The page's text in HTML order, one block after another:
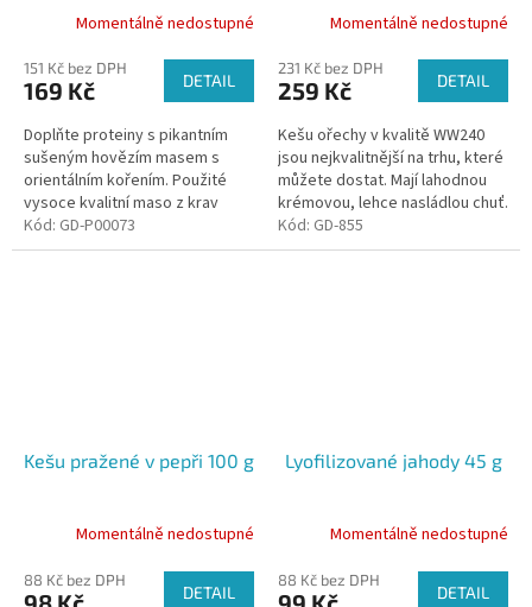
Momentálně nedostupné
151 Kč bez DPH
169 Kč DETAIL
Doplňte proteiny s pikantním
sušeným hovězím masem s
orientálním kořením. Použité
vysoce kvalitní maso z krav
původem z prověřeného
českého chovu krmených
Kód: GD-P00073
Momentálně nedostupné
231 Kč bez DPH
259 Kč DETAIL
Kešu ořechy v kvalitě WW240
jsou nejkvalitnější na trhu, které
můžete dostat. Mají lahodnou
krémovou, lehce nasládlou chuť.
Kód: GD-855
Kešu pražené v pepři 100 g
Momentálně nedostupné
88 Kč bez DPH
DETAIL
Lyofilizované jahody 45 g
Momentálně nedostupné
88 Kč bez DPH
DETAIL